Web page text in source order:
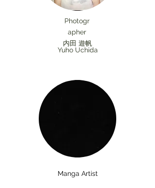
Photogr
apher
内田 遊帆
Yuho Uchida
​Manga Artist